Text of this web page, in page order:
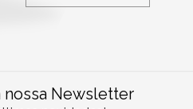
nossa Newsletter